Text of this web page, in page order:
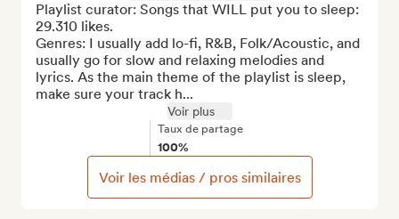
Playlist curator: Songs that WILL put you to sleep:
29.310 likes.
Genres: I usually add lo-fi, R&B, Folk/Acoustic, and
usually go for slow and relaxing melodies and
lyrics. As the main theme of the playlist is sleep,
make sure your track h...
Voir plus
Taux de partage
100%
Voir les médias / pros similaires